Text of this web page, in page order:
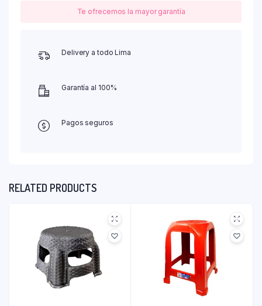
Te ofrecemos la mayor garantía
Delivery a todo Lima
Garantía al 100%
Pagos seguros
RELATED PRODUCTS